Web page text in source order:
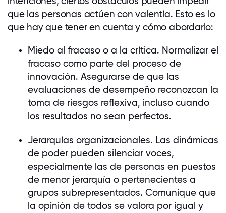
que las personas actúen con valentía. Esto es lo
que hay que tener en cuenta y cómo abordarlo:
Miedo al fracaso o a la crítica. Normalizar el
fracaso como parte del proceso de
innovación. Asegurarse de que las
evaluaciones de desempeño reconozcan la
toma de riesgos reflexiva, incluso cuando
los resultados no sean perfectos.
Jerarquías organizacionales. Las dinámicas
de poder pueden silenciar voces,
especialmente las de personas en puestos
de menor jerarquía o pertenecientes a
grupos subrepresentados. Comunique que
la opinión de todos se valora por igual y